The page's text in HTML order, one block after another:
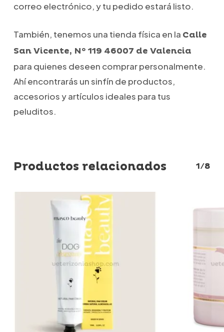
correo electrónico, y tu pedido estará listo.
También, tenemos una tienda física en la Calle
San Vicente, N° 119 46007 de Valencia
para quienes deseen comprar personalmente.
Ahí encontrarás un sinfín de productos,
accesorios y artículos ideales para tus
peluditos.
Productos relacionados 1/8